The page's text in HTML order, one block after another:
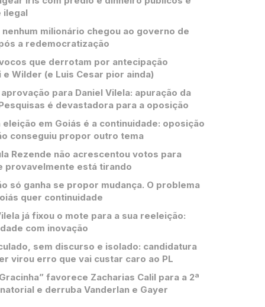
ilegal
milionário chegou ao governo de
a redemocratização
que derrotam por antecipação
e Wilder (e Luis Cesar pior ainda)
para Daniel Vilela: apuração da
é devastadora para a oposição
eleição em Goiás é a continuidade: oposição
conseguiu propor outro tema
Rezende não acrescentou votos para
provavelmente está tirando
só ganha se propor mudança. O problema
quer continuidade
já fixou o mote para a sua reeleição:
com inovação
sem discurso e isolado: candidatura
virou erro que vai custar caro ao PL
favorece Zacharias Calil para a 2ª
e derruba Vanderlan e Gayer